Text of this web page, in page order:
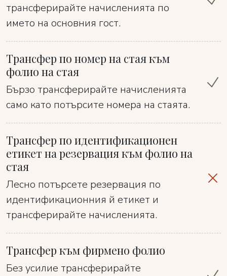
трансферирайте начисленията по
името на основния гост.
Трансфер по номер на стая към
фолио на стая
Бързо трансферирайте начисленията
само като потърсите номера на стаята.
Трансфер по идентификационен
етикет на резервация към фолио на
стая
Лесно потърсете резервация по
идентификационния й етикет и
трансферирайте начисленията.
Трансфер към фирмено фолио
Без усилие трансферирайте